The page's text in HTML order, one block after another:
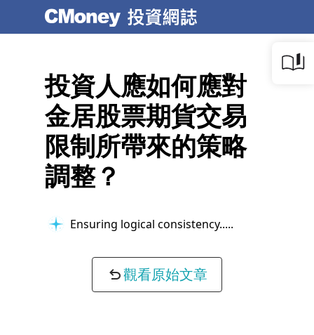
投資人應如何應對
金居股票期貨交易
限制所帶來的策略
調整？
Ensuring logical consistency...
觀看原始文章